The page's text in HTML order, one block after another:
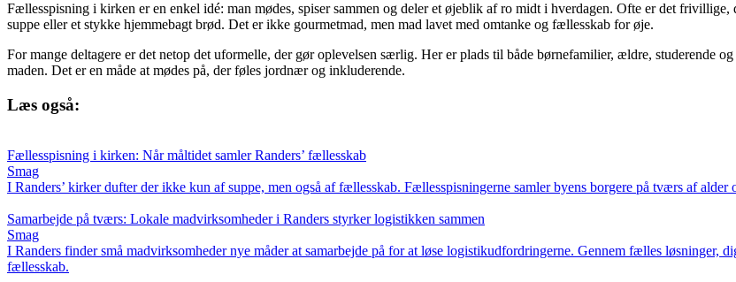
Fællesspisning i kirken er en enkel idé: man mødes, spiser sammen og deler et øjeblik af ro midt i hverdagen. Ofte er det
suppe eller et stykke hjemmebagt brød. Det er ikke gourmetmad, men mad lavet med omtanke og fællesskab for øje.
For mange deltagere er det netop det uformelle, der gør oplevelsen særlig. Her er plads til både børnefamilier, ældre, studerende
maden. Det er en måde at mødes på, der føles jordnær og inkluderende.
Læs også:
Fællesspisning i kirken: Når måltidet samler Randers’ fællesskab
Smag
I Randers’ kirker dufter der ikke kun af suppe, men også af fællesskab. Fællesspisningerne samler byens borgere på tværs af
Samarbejde på tværs: Lokale madvirksomheder i Randers styrker logistikken sammen
Smag
I Randers finder små madvirksomheder nye måder at samarbejde på for at løse logistikudfordringerne. Gennem fælles
fællesskab.